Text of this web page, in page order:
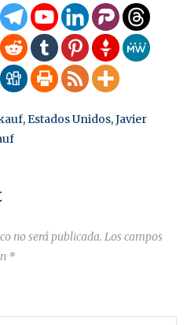
,Estados Unidos,Javier
no será publicada. Los campos
*